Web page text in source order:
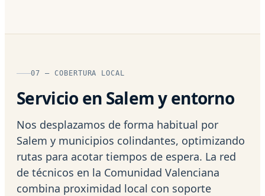
07 — COBERTURA LOCAL
Servicio en Salem y entorno
Nos desplazamos de forma habitual por
Salem y municipios colindantes, optimizando
rutas para acotar tiempos de espera. La red
de técnicos en la Comunidad Valenciana
combina proximidad local con soporte